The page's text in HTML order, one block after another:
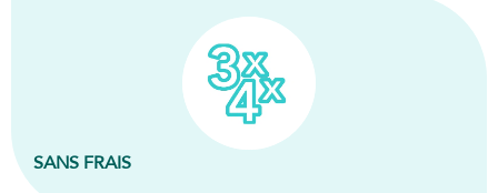
SANS FRAIS